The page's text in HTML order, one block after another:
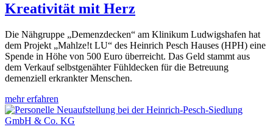
Kreativität mit Herz
Die Nähgruppe „Demenzdecken“ am Klinikum Ludwigshafen hat
dem Projekt „Mahlze!t LU“ des Heinrich Pesch Hauses (HPH) eine
Spende in Höhe von 500 Euro überreicht. Das Geld stammt aus
dem Verkauf selbstgenähter Fühldecken für die Betreuung
demenziell erkrankter Menschen.
mehr erfahren